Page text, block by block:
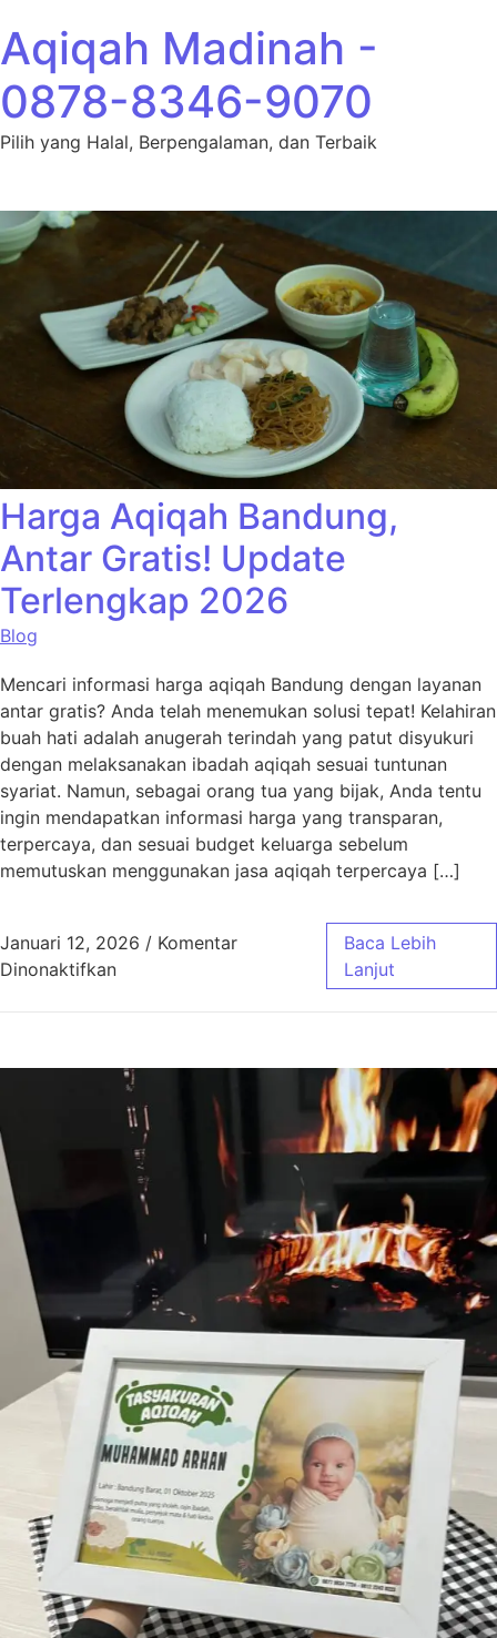
Aqiqah Madinah -
0878-8346-9070
Pilih yang Halal, Berpengalaman, dan Terbaik
Harga Aqiqah Bandung,
Antar Gratis! Update
Terlengkap 2026
Blog
Mencari informasi harga aqiqah Bandung dengan layanan
antar gratis? Anda telah menemukan solusi tepat! Kelahiran
buah hati adalah anugerah terindah yang patut disyukuri
dengan melaksanakan ibadah aqiqah sesuai tuntunan
syariat. Namun, sebagai orang tua yang bijak, Anda tentu
ingin mendapatkan informasi harga yang transparan,
terpercaya, dan sesuai budget keluarga sebelum
memutuskan menggunakan jasa aqiqah terpercaya […]
Januari 12, 2026 / Komentar
Dinonaktifkanpada Harga Aqiqah Bandung, Antar Gratis!
Baca Lebih
Lanjut